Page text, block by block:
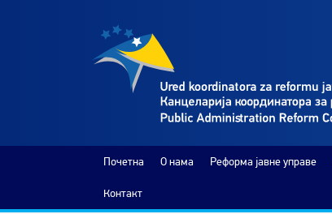
Почетна O нама Реформа јавне управе
Контакт